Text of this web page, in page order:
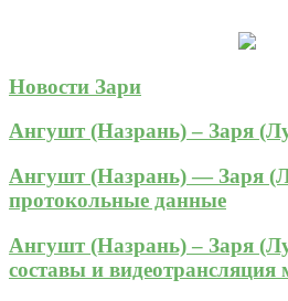
Новости Зари
Ангушт (Назрань) – Заря
Ангушт (Назрань) — Заря
протокольные данные
Ангушт (Назрань) – Заря
составы и видеотрансляция